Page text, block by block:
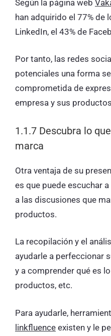
Según la página web
han adquirido el 77% de
LinkedIn, el 43% de
Por tanto, las redes
potenciales una forma
comprometida de
empresa y sus
1.1.7 Descubra lo
marca
Otra ventaja de su
es que puede escuchar
a las discusiones que
productos.
La recopilación y el
ayudarle a perfeccionar
y a comprender qué es
productos, etc.
Para ayudarle,
linkfluence existen y le